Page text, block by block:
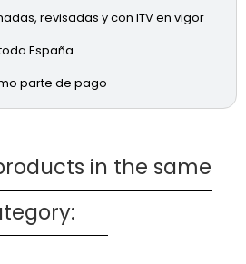
Stylema con discos de
DQS (Ducati Quick Shift), EBC
Wheelie Control) y ABS
carbono.
revisadas y con ITV en vigor
España
parte de pago
in the same